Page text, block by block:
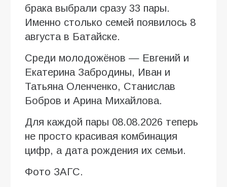
брака выбрали сразу 33 пары.
Именно столько семей появилось 8
августа в Батайске.
Среди молодожёнов — Евгений и
Екатерина Забродины, Иван и
Татьяна Оленченко, Станислав
Бобров и Арина Михайлова.
Для каждой пары 08.08.2026 теперь
не просто красивая комбинация
цифр, а дата рождения их семьи.
Фото ЗАГС.